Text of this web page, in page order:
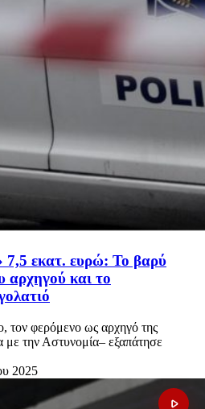
7,5 εκατ. ευρώ: Το βαρύ
αρχηγού και το
τον φερόμενο ως αρχηγό της
την Αστυνομία– εξαπάτησε
2025